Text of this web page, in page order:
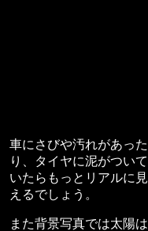
車にさびや汚れがあった
り、タイヤに泥がついて
いたらもっとリアルに見
えるでしょう。
また背景写真では太陽は